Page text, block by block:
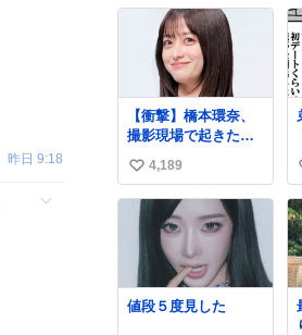
昨日 9:18
いたのは、「髪切」
という真っ黒なモン
スター。顔をアップ
でみるとちょっと怖
い、正体不明のキャ
ラクターです。原宿
の太田記念美術館で
開催中の「アニマル
＆モンスター」展に
て8/23まで展示して
います。
い
【衝撃】橋本環奈、
撮影現場で起きた窃
盗事件を明かす「警
察が来てました」
news.livedoor.com/
article/detail… 橋本
は「撮影現場で照明
さんのケーブルが盗
まれて…。廃工場と
かで撮影してたんで
すけど。警察が来て
い
い
ね
4,189
値段５度見した